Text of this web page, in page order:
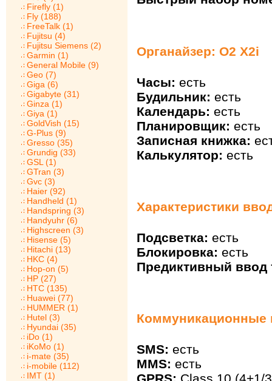
Firefly (1)
Fly (188)
FreeTalk (1)
Fujitsu (4)
Fujitsu Siemens (2)
Garmin (1)
General Mobile (9)
Geo (7)
Giga (6)
Gigabyte (31)
Ginza (1)
Giya (1)
GoldVish (15)
G-Plus (9)
Gresso (35)
Grundig (33)
GSL (1)
GTran (3)
Gvc (3)
Haier (92)
Handheld (1)
Handspring (3)
Handyuhr (6)
Highscreen (3)
Hisense (5)
Hitachi (13)
HKC (4)
Hop-on (5)
HP (27)
HTC (135)
Huawei (77)
HUMMER (1)
Hutel (3)
Hyundai (35)
iDo (1)
iKoMo (1)
i-mate (35)
i-mobile (112)
IMT (1)
Органайзер: O2 X2i
Часы: есть
Будильник: есть
Календарь: есть
Планировщик: есть
Записная книжка:
Калькулятор: есть
Характеристики
Подсветка: есть
Блокировка: есть
Предиктивный ввод
Коммуникационные
SMS: есть
MMS: есть